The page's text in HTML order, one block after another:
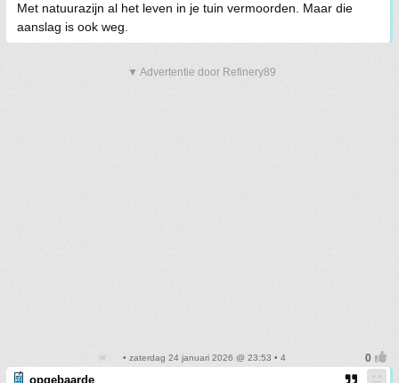
Met natuurazijn al het leven in je tuin vermoorden. Maar die
aanslag is ook weg.
▼ Advertentie door Refinery89
• zaterdag 24 januari 2026 @ 23:53 • 4
opgebaarde